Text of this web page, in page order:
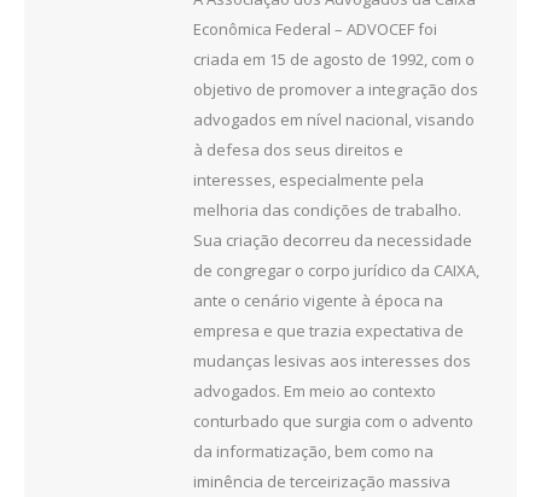
Econômica Federal – ADVOCEF foi
criada em 15 de agosto de 1992, com o
objetivo de promover a integração dos
advogados em nível nacional, visando
à defesa dos seus direitos e
interesses, especialmente pela
melhoria das condições de trabalho.
Sua criação decorreu da necessidade
de congregar o corpo jurídico da CAIXA,
ante o cenário vigente à época na
empresa e que trazia expectativa de
mudanças lesivas aos interesses dos
advogados. Em meio ao contexto
conturbado que surgia com o advento
da informatização, bem como na
iminência de terceirização massiva